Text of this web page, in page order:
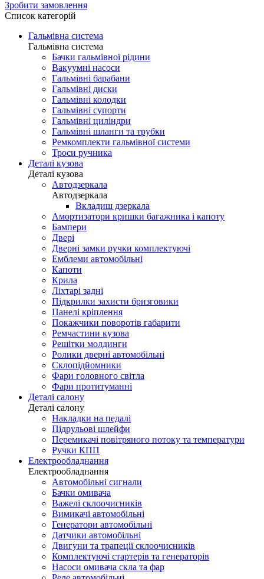
Зробити замовлення
Список категорій
Гальмівна система
Гальмівна система
Бачки гальмівної рідини
Вакуумні насоси
Гальмівні барабани
Гальмівні диски
Гальмівні колодки
Гальмівні супорти
Гальмівні циліндри
Гальмівні шланги та трубки
Ремкомплекти гальмівної системи
Троси ручника
Деталі кузова
Деталі кузова
Автодзеркала
Автодзеркала
Вкладиш дзеркала
Амортизатори кришки багажника і капоту
Бампери
Двері
Дверні замки ручки комплектуючі
Емблеми автомобільні
Капоти
Крила
Ліхтарі задні
Підкрилки захисти бризговики
Панелі кріплення
Покажчики поворотів габарити
Ремчастини кузова
Решітки молдинги
Ролики дверні автомобільні
Склопідйомники
Фари головного світла
Фари протитуманні
Деталі салону
Деталі салону
Накладки на педалі
Підрульові шлейфи
Перемикачі повітряного потоку та температури
Ручки КПП
Електрообладнання
Електрообладнання
Автомобільні сигнали
Бачки омивача
Важелі склоочисників
Вимикачі автомобільні
Генератори автомобільні
Датчики автомобільні
Двигуни та трапеції склоочисників
Комплектуючі стартерів та генераторів
Насоси омивача скла та фар